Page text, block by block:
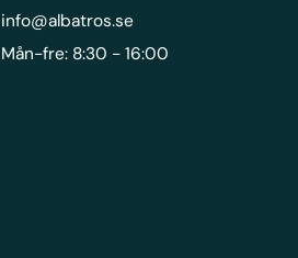
info@albatros.se
Mån-fre: 8:30 - 16:00